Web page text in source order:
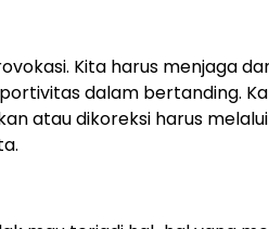
Kita harus menjaga
dalam bertanding.
atau dikoreksi harus